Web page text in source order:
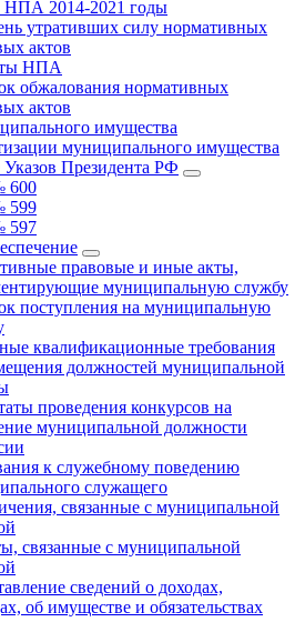
НПА 2014-2021 годы
утративших силу нормативных
актов
НПА
обжалования нормативных
актов
имущества
муниципального имущества
Президента РФ
600
599
597
правовые и иные акты,
муниципальную службу
поступления на муниципальную
квалификационные требования
должностей муниципальной
проведения конкурсов на
муниципальной должности
к служебному поведению
служащего
связанные с муниципальной
связанные с муниципальной
сведений о доходах,
об имуществе и обязательствах